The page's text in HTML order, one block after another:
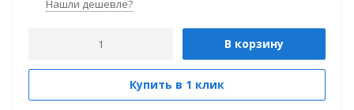
Нашли дешевле?
В корзину
Купить в 1 клик